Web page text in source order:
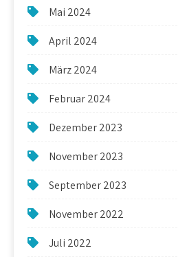
Mai 2024
April 2024
März 2024
Februar 2024
Dezember 2023
November 2023
September 2023
November 2022
Juli 2022